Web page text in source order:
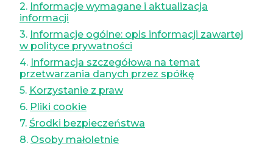
2. Informacje wymagane i aktualizacja
informacji
3. Informacje ogólne: opis informacji zawartej
w polityce prywatności
4. Informacja szczegółowa na temat
przetwarzania danych przez spółkę
5. Korzystanie z praw
6. Pliki cookie
7. Środki bezpieczeństwa
8. Osoby małoletnie